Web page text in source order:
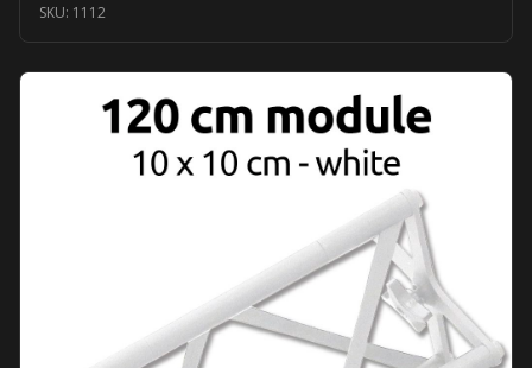
SKU: 1112